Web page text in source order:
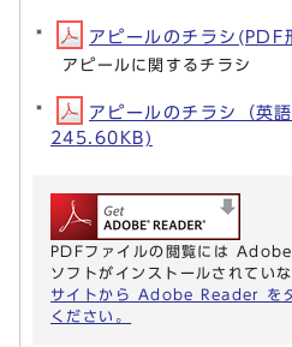
アピールのチラシ
アピールに関するチラシ
アピールのチラシ（英
245.60KB)
PDFファイルの閲覧には
ソフトがインストールされていな
サイトから Adobe Reader を
ください。